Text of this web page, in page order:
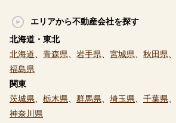
エリアから不動産会社を探す
北海道・東北
北海道
青森県 岩手県 宮城県 秋田県
福島県
関東
茨城県
栃木県 群馬県 埼玉県 千葉県
神奈川県